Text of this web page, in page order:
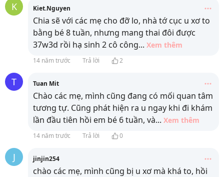
K Kiet.Nguyen
Chia sẽ với các mẹ cho đỡ lo, nhà tớ cục u xơ to
bằng bé 8 tuần, nhưng mang thai đôi được
37w3d rồi hạ sinh 2 cô công... Xem thêm
14 năm trước Trả lời 2
T Tuan Mit
Chào các mẹ, mình cũng đang có mối quan tâm
tương tự. Cũng phát hiện ra u ngay khi đi khám
lần đầu tiên hồi em bé 6 tuần, và... Xem thêm
14 năm trước Trả lời 0
J jinjin254
chào các mẹ, mình cũng bị u xơ mà khá to, hồi